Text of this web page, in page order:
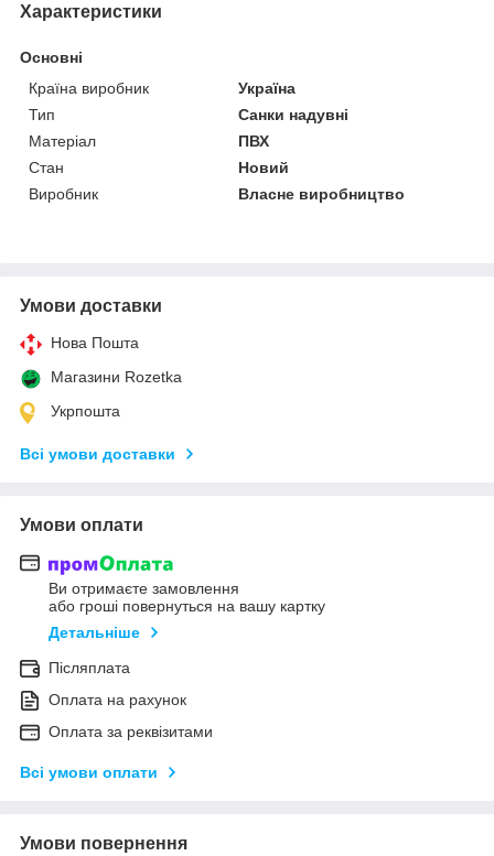
Характеристики
Основні
Країна виробник
Україна
Тип
Санки надувні
Матеріал
ПВХ
Стан
Новий
Виробник
Власне виробництво
Умови доставки
Нова Пошта
Магазини Rozetka
Укрпошта
Всі умови доставки
Умови оплати
Ви отримаєте замовлення
або гроші повернуться на вашу картку
Детальніше
Післяплата
Оплата на рахунок
Оплата за реквізитами
Всі умови оплати
Умови повернення